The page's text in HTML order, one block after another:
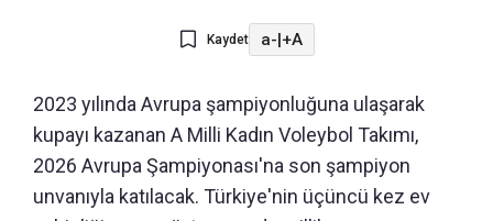
Kaydet a-|+A
2023 yılında Avrupa şampiyonluğuna ulaşarak
kupayı kazanan A Milli Kadın Voleybol Takımı,
2026 Avrupa Şampiyonası'na son şampiyon
unvanıyla katılacak. Türkiye'nin üçüncü kez ev